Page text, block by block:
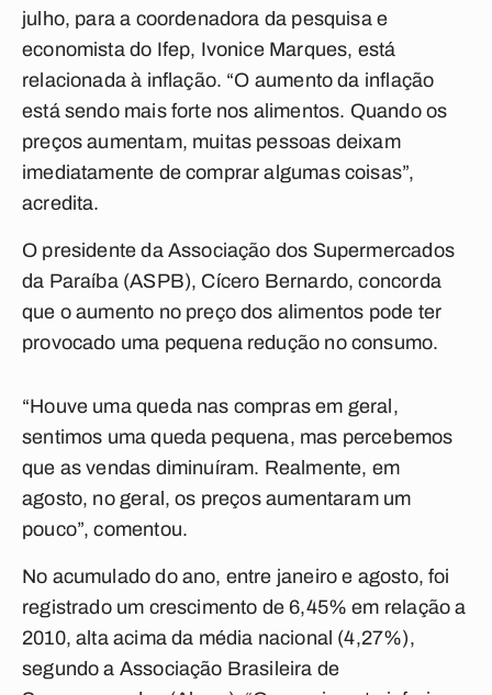
julho, para a coordenadora da pesquisa e
economista do Ifep, Ivonice Marques, está
relacionada à inflação. “O aumento da inflação
está sendo mais forte nos alimentos. Quando os
preços aumentam, muitas pessoas deixam
imediatamente de comprar algumas coisas”,
acredita.
O presidente da Associação dos Supermercados
da Paraíba (ASPB), Cícero Bernardo, concorda
que o aumento no preço dos alimentos pode ter
provocado uma pequena redução no consumo.
“Houve uma queda nas compras em geral,
sentimos uma queda pequena, mas percebemos
que as vendas diminuíram. Realmente, em
agosto, no geral, os preços aumentaram um
pouco”, comentou.
No acumulado do ano, entre janeiro e agosto, foi
registrado um crescimento de 6,45% em relação a
2010, alta acima da média nacional (4,27%),
segundo a Associação Brasileira de